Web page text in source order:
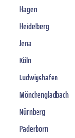
Hagen
Heidelberg
Jena
Köln
Ludwigshafen
Mönchengladbach
Nürnberg
Paderborn